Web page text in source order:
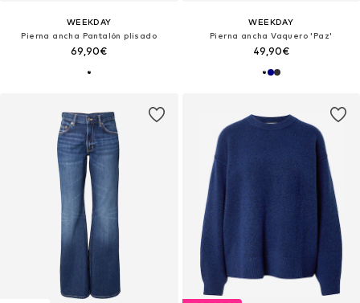
WEEKDAY
Pierna ancha Pantalón plisado
69,90€
WEEKDAY
Pierna ancha Vaquero 'Paz'
49,90€